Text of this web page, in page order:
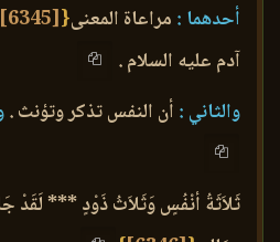
أحدهما : مراعاة المعنى{
[6345]
آدم عليه السلام .
والثاني : أن النفس تذكر وتؤنث .
ثَلاَثَةُ أنْفُسٍ وَثَلاَثُ ذَوْدٍ *** لَقَدْ